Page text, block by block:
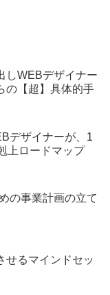
しWEBデザイナー
の【超】具体的手
デザイナーが、1
上ロードマップ
の事業計画の立て
せるマインドセッ